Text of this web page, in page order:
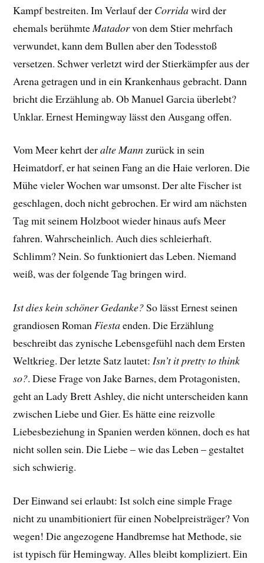
Kampf bestreiten. Im Verlauf der Corridawird der
ehemals berühmte Matadorvon dem Stier mehrfach
verwundet, kann dem Bullen aber den Todesstoß
versetzen. Schwer verletzt wird der Stierkämpfer aus der
Arena getragen und in ein Krankenhaus gebracht. Dann
bricht die Erzählung ab. Ob Manuel Garcia überlebt?
Unklar. Ernest Hemingway lässt den Ausgang offen.
Vom Meer kehrt deralte Mannzurück in sein
Heimatdorf, er hat seinen Fang an die Haie verloren. Die
Mühe vieler Wochen war umsonst. Der alte Fischer ist
geschlagen, doch nicht gebrochen. Er wird am nächsten
Tag mit seinem Holzboot wieder hinaus aufs Meer
fahren. Wahrscheinlich. Auch dies schleierhaft.
Schlimm? Nein. So funktioniert das Leben. Niemand
weiß, was der folgende Tag bringen wird.
Ist dies kein schöner Gedanke?So lässt Ernest seinen
grandiosen RomanFiestaenden. Die Erzählung
beschreibt das zynische Lebensgefühl nach dem Ersten
Weltkrieg. Der letzte Satz lautet:Isn’t it pretty to think
so?. Diese Frage von Jake Barnes, dem Protagonisten,
geht an Lady Brett Ashley, die nicht unterscheiden kann
zwischen Liebe und Gier. Es hätte eine reizvolle
Liebesbeziehung in Spanien werden können, doch es hat
nicht sollen sein. Die Liebe – wie das Leben – gestaltet
sich schwierig.
Der Einwand sei erlaubt: Ist solch eine simple Frage
nicht zu unambitioniert für einen Nobelpreisträger? Von
wegen! Die angezogene Handbremse hat Methode, sie
ist typisch für Hemingway. Alles bleibt kompliziert. Ein